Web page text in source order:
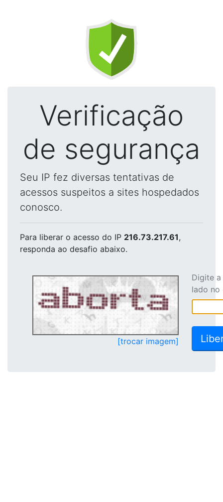
Verificação
de segurança
Seu IP fez diversas tentativas de
acessos suspeitos a sites hospedados
conosco.
Para liberar o acesso do IP 216.73.217.61,
responda ao desafio abaixo.
[trocar imagem]
Digite
lado no